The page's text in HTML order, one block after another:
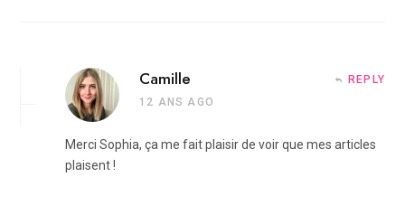
Camille
12 ANS AGO
REPLY
Merci Sophia, ça me fait plaisir de voir que mes articles
plaisent !